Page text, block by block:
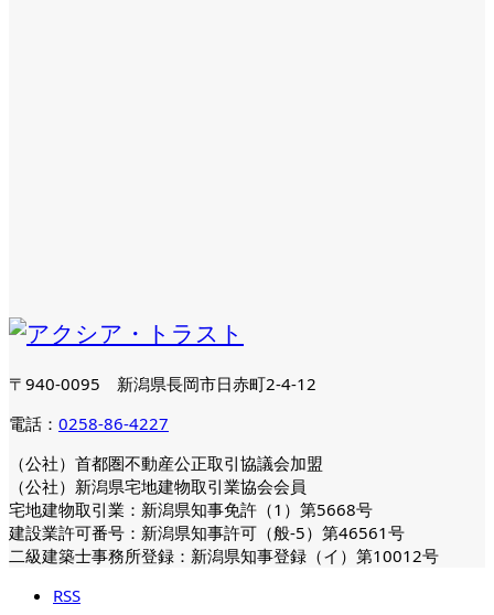
〒940-0095 新潟県長岡市日赤町2-4-12
電話： 0258-86-4227
（公社）首都圏不動産公正取引協議会加盟
（公社）新潟県宅地建物取引業協会会員
宅地建物取引業：新潟県知事免許（1）第5668号
建設業許可番号：新潟県知事許可（般-5）第46561号
二級建築士事務所登録：新潟県知事登録（イ）第10012号
RSS